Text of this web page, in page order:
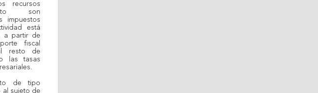
recursos
son
impuestos
está
a partir de
fiscal
resto de
las tasas
de tipo
al sujeto de